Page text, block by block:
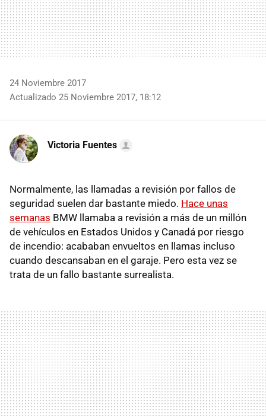
24 Noviembre 2017
Actualizado 25 Noviembre 2017, 18:12
Victoria Fuentes
Normalmente, las llamadas a revisión por fallos de
seguridad suelen dar bastante miedo. Hace unas
semanas BMW llamaba a revisión a más de un millón
de vehículos en Estados Unidos y Canadá por riesgo
de incendio: acababan envueltos en llamas incluso
cuando descansaban en el garaje. Pero esta vez se
trata de un fallo bastante surrealista.